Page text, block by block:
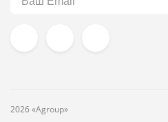
2026 «Agroup»